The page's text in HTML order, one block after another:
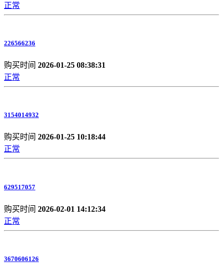
正常
226566236
购买时间 2026-01-25 08:38:31
正常
3154014932
购买时间 2026-01-25 10:18:44
正常
629517057
购买时间 2026-02-01 14:12:34
正常
3670606126